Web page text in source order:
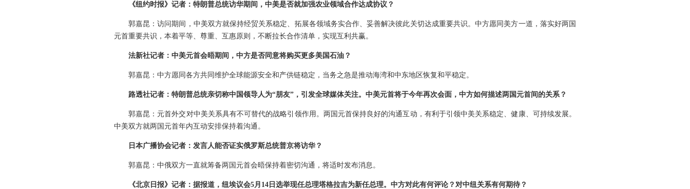
《纽约时报》记者：特朗普总统访华期间，中美是否就加强农业领域合作达成协议？
郭嘉昆：访问期间，中美双方就保持经贸关系稳定、拓展各领域务实合作、妥善解决彼此关切达成重要共识。中方愿同美方一道，落实好两国
元首重要共识，本着平等、尊重、互惠原则，不断拉长合作清单，实现互利共赢。
法新社记者：中美元首会晤期间，中方是否同意将购买更多美国石油？
郭嘉昆：中方愿同各方共同维护全球能源安全和产供链稳定，当务之急是推动海湾和中东地区恢复和平稳定。
路透社记者：特朗普总统亲切称中国领导人为“朋友”，引发全球媒体关注。中美元首将于今年再次会面，中方如何描述两国元首间的关系？
郭嘉昆：元首外交对中美关系具有不可替代的战略引领作用。两国元首保持良好的沟通互动，有利于引领中美关系稳定、健康、可持续发展。
中美双方就两国元首年内互动安排保持着沟通。
日本广播协会记者：发言人能否证实俄罗斯总统普京将访华？
郭嘉昆：中俄双方一直就筹备两国元首会晤保持着密切沟通，将适时发布消息。
《北京日报》记者：据报道，纽埃议会5月14日选举现任总理塔格拉吉为新任总理。中方对此有何评论？对中纽关系有何期待？